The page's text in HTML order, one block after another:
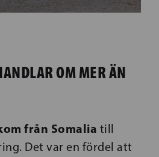
OM MER ÄN
från Somalia till
Det var en fördel att